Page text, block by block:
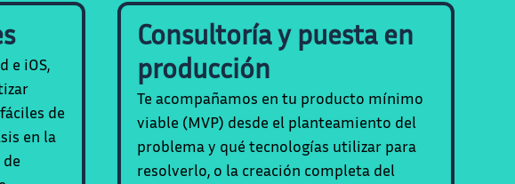
e iOS,
de
en la
de
Consultoría y puesta en
producción
Te acompañamos en tu producto mínimo
viable (MVP) desde el planteamiento del
problema y qué tecnologías utilizar para
resolverlo, o la creación completa del